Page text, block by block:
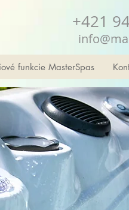
+421
funkcie MasterSpas